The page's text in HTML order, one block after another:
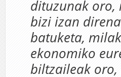
dituzunak oro,
bizi izan
batuketa,
ekonomiko
biltzaileak